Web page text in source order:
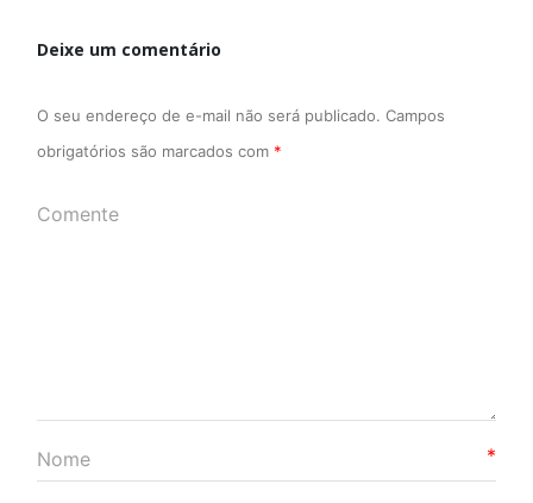
Deixe um comentário
O seu endereço de e-mail não será publicado. Campos
obrigatórios são marcados com *
*